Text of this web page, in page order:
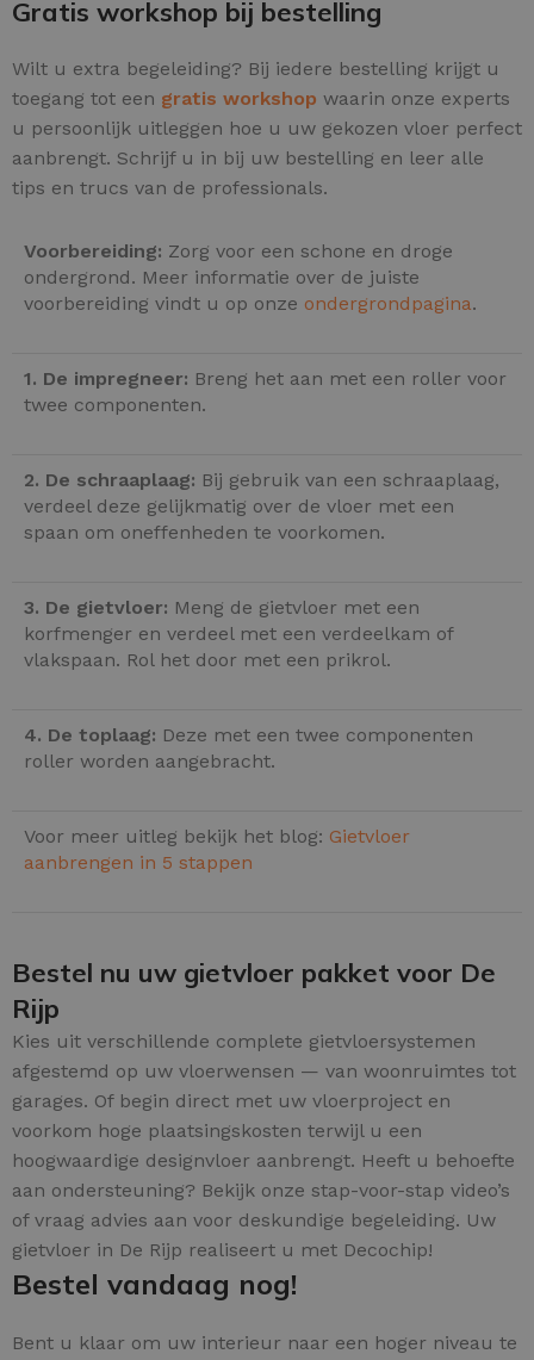
Gratis workshop bij bestelling
Wilt u extra begeleiding? Bij iedere bestelling krijgt u
toegang tot een gratis workshop waarin onze experts
u persoonlijk uitleggen hoe u uw gekozen vloer perfect
aanbrengt. Schrijf u in bij uw bestelling en leer alle
tips en trucs van de professionals.
Voorbereiding: Zorg voor een schone en droge
ondergrond. Meer informatie over de juiste
voorbereiding vindt u op onze ondergrondpagina.
1. De impregneer: Breng het aan met een roller voor
twee componenten.
2. De schraaplaag: Bij gebruik van een schraaplaag,
verdeel deze gelijkmatig over de vloer met een
spaan om oneffenheden te voorkomen.
3. De gietvloer: Meng de gietvloer met een
korfmenger en verdeel met een verdeelkam of
vlakspaan. Rol het door met een prikrol.
4. De toplaag: Deze met een twee componenten
roller worden aangebracht.
Voor meer uitleg bekijk het blog: Gietvloer
aanbrengen in 5 stappen
Bestel nu uw gietvloer pakket voor De
Rijp
Kies uit verschillende complete gietvloersystemen
afgestemd op uw vloerwensen — van woonruimtes tot
garages. Of begin direct met uw vloerproject en
voorkom hoge plaatsingskosten terwijl u een
hoogwaardige designvloer aanbrengt. Heeft u behoefte
aan ondersteuning? Bekijk onze stap-voor-stap video’s
of vraag advies aan voor deskundige begeleiding. Uw
gietvloer in De Rijp realiseert u met Decochip!
Bestel vandaag nog!
Bent u klaar om uw interieur naar een hoger niveau te